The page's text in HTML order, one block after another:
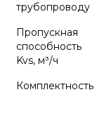
трубопроводу
Пропускная
способность
Kvs, м³/ч
Комплектность